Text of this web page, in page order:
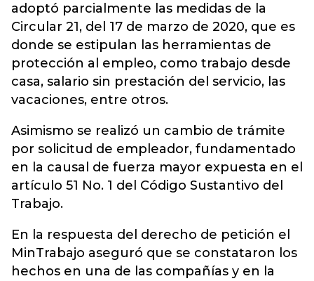
adoptó parcialmente las medidas de la
Circular 21, del 17 de marzo de 2020, que es
donde se estipulan las herramientas de
protección al empleo, como trabajo desde
casa, salario sin prestación del servicio, las
vacaciones, entre otros.
Asimismo se realizó un cambio de trámite
por solicitud de empleador, fundamentado
en la causal de fuerza mayor expuesta en el
artículo 51 No. 1 del Código Sustantivo del
Trabajo.
En la respuesta del derecho de petición el
MinTrabajo aseguró que se constataron los
hechos en una de las compañías y en la